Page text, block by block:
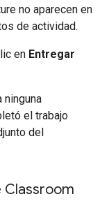
no aparecen en
de actividad.
en Entregar
ninguna
el trabajo
del